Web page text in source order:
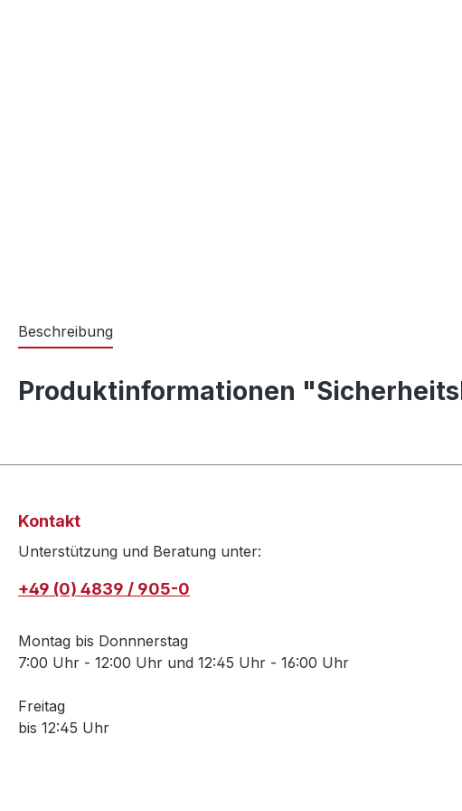
Beschreibung
Produktinformationen
Kontakt
Unterstützung und Beratung unter:
+49 (0) 4839 / 905-0
Montag bis Donnnerstag
7:00 Uhr - 12:00 Uhr und 12:45 Uhr - 16:00 Uhr
Freitag
bis 12:45 Uhr